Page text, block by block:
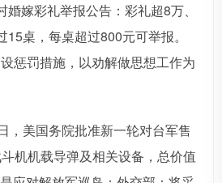
嫁彩礼举报公告：彩礼超8万、
桌，每桌超过800元可举报。
惩罚措施，以劝解做思想工作为
，美国务院批准新一轮对台军售
机机载导弹及相关设备，总价值